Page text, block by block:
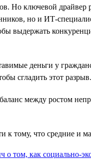
Но ключевой драйвер
но и ИТ-
выдержать
деньги у
сгладить этот разрыв.
между ростом
тому, что средние и